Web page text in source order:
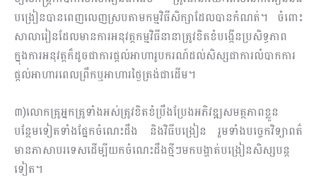
បង្រៀនបានពេញលេញស្របតាមកម្មវិធីសិក្សាដែលបានកំណត់។ ចំពោះ
សាលារៀនដែលមានការអនុវត្តកម្មវិធីនានាត្រូវខិតខំបង្កើនប្រសិទ្ធភាព
ក្នុងការអនុវត្តក៏ដូចជាការផ្ដល់អាហារូបករណ៍ដល់សិស្សជាការលំបាកការ
ផ្ដល់អាហារពេលព្រឹកឬអាហារថ្ងៃត្រង់ជាដើម។
៣)លោកគ្រូអ្នកគ្រូទាំងអស់ត្រូវខិតខំប្រឹងប្រែងអភិវឌ្ឍសមត្ថភាពខ្លួន
បន្ថែមទៀតទាំងផ្នែកចំណេះដឹង និងវិធីបង្រៀន រួមទាំងបច្ចេកវិទ្យាពត៌
មានភាសាបរទេសដើម្បីយកចំណេះដឹងថ្មីៗមកបង្ហាត់បង្រៀនសិស្សបន្ត
ទៀត។